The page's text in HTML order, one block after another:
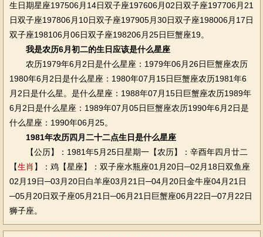
生日期星座197506月14日双子座197606月02日双子座197706月21
日双子座197806月10日双子座197905月30日双子座198006月17日
双子座198106月06日双子座198206月25日巨蟹座19。
我是农历6月初二的生日应该是什么星座
农历1979年6月2日是什么星座：1979年06月26日巨蟹座农历
1980年6月2日是什么星座：1980年07月15日巨蟹座农历1981年6
月2日是什么星。是什么星座：1988年07月15日巨蟹座农历1989年
6月2日是什么星座：1989年07月05日巨蟹座农历1990年6月2日是
什么星座：1990年06月25。
1981年农历四月二十二点生日是什么星座
【公历】：1981年5月25日星期一【农历】：辛酉年四月廿二
【生肖 】：鸡【星座】：双子座水瓶座01月20日─02月18日双鱼座
02月19日─03月20日白羊座03月21日─04月20日金牛座04月21日
─05月20日双子座05月21日─06月21日巨蟹座06月22日─07月22日
狮子座。